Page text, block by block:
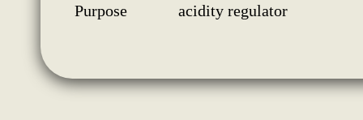
Purpose acidity regulator